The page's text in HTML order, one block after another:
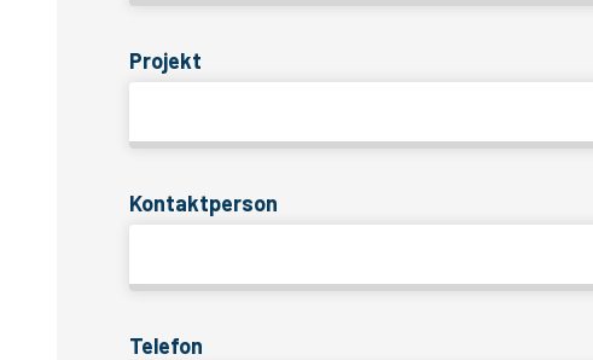
Projekt
Kontaktperson
Telefon